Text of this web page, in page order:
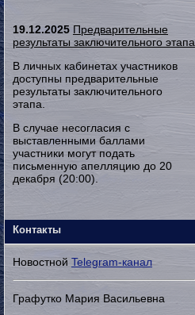
19.12.2025 Предварительные
результаты заключительного этапа
В личных кабинетах участников
доступны предварительные
результаты заключительного
этапа.
В случае несогласия с
выставленными баллами
участники могут подать
письменную апелляцию до 20
декабря (20:00).
Контакты
Новостной Telegram-канал
Графутко Мария Васильевна